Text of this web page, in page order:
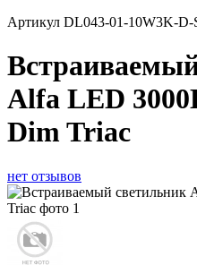
Артикул DL043-01-10W3K-D-
Alfa LED
Dim Triac
нет отзывов